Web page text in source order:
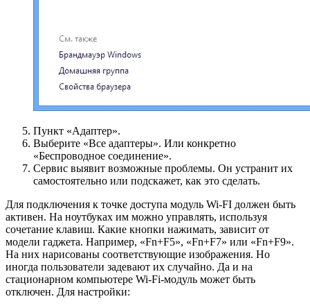
Пункт «Адаптер».
Выберите «Все адаптеры». Или конкретно
«Беспроводное соединение».
Сервис выявит возможные проблемы. Он устранит их
самостоятельно или подскажет, как это сделать.
Для подключения к точке доступа модуль Wi-FI должен быть
активен. На ноутбуках им можно управлять, используя
сочетание клавиш. Какие кнопки нажимать, зависит от
модели гаджета. Например, «Fn+F5», «Fn+F7» или «Fn+F9».
На них нарисованы соответствующие изображения. Но
иногда пользователи задевают их случайно. Да и на
стационарном компьютере Wi-Fi-модуль может быть
отключен. Для настройки: